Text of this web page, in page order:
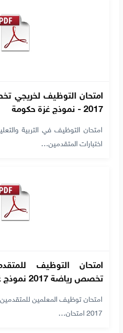
امتحان التوظيف لخريجي
2017 - نموذج غزة حكومة
اختبارات المتقدمين…
امتحان التوظيف
تخصص رياضة 2017 نموذج غزة وزارة
امتحان توظيف المعلمين
2017 امتحان…